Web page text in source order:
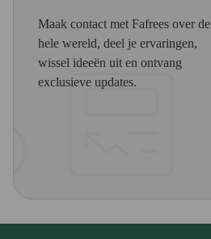
Maak contact met Fafrees over de
hele wereld, deel je ervaringen,
wissel ideeën uit en ontvang
exclusieve updates.